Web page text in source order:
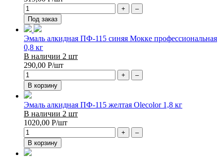
+
–
Под заказ
Эмаль алкидная ПФ-115 синяя Мокке профессиональная
0,8 кг
В наличии 2 шт
290,00 Р/шт
+
–
В корзину
Эмаль алкидная ПФ-115 желтая Olecolor 1,8 кг
В наличии 2 шт
1020,00 Р/шт
+
–
В корзину